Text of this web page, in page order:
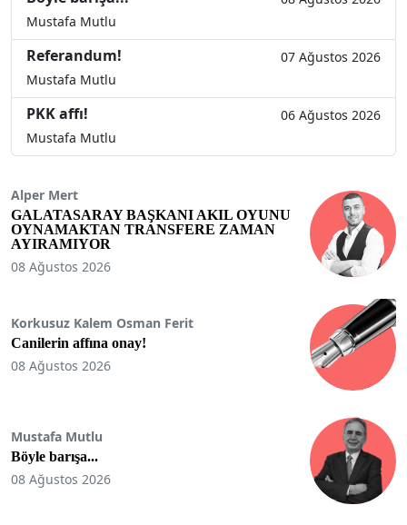
Mustafa Mutlu
Referandum!
07 Ağustos 2026
Mustafa Mutlu
PKK affı!
06 Ağustos 2026
Mustafa Mutlu
Alper Mert
GALATASARAY BAŞKANI AKIL OYUNU
OYNAMAKTAN TRANSFERE ZAMAN
AYIRAMIYOR
08 Ağustos 2026
Korkusuz Kalem Osman Ferit
Canilerin affına onay!
08 Ağustos 2026
Mustafa Mutlu
Böyle barışa...
08 Ağustos 2026